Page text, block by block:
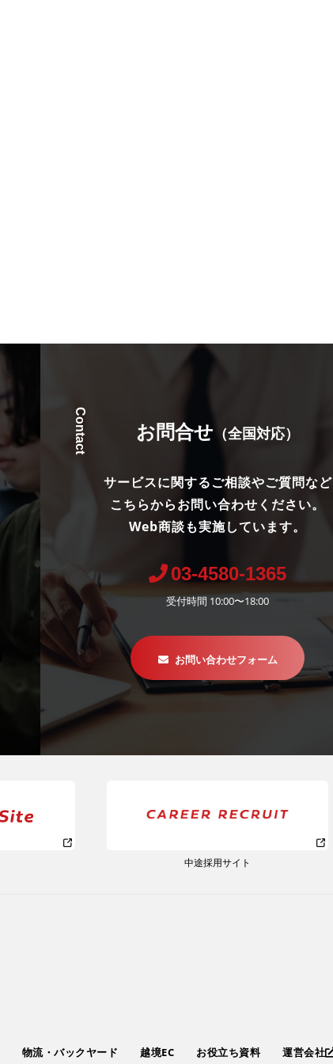
Contact お問合せ （全国対応）
サービスに関するご相談やご質問など
こちらからお問い合わせください。
Web商談も実施しています。
03-4580-1365
受付時間 10:00〜18:00
お問い合わせフォーム
中途採用サイト
物流・バックヤード 越境EC お役立ち資料 運営会社